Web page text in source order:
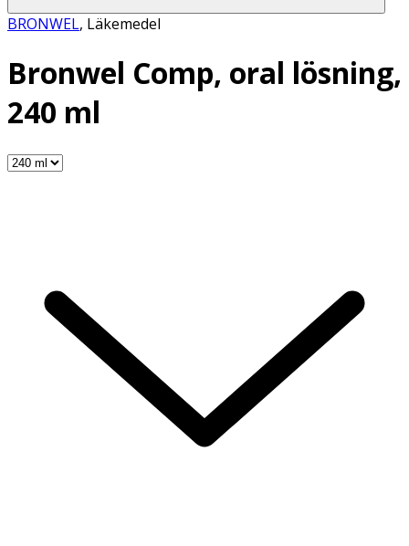
BRONWEL, Läkemedel
Bronwel Comp, oral lösning,
240 ml